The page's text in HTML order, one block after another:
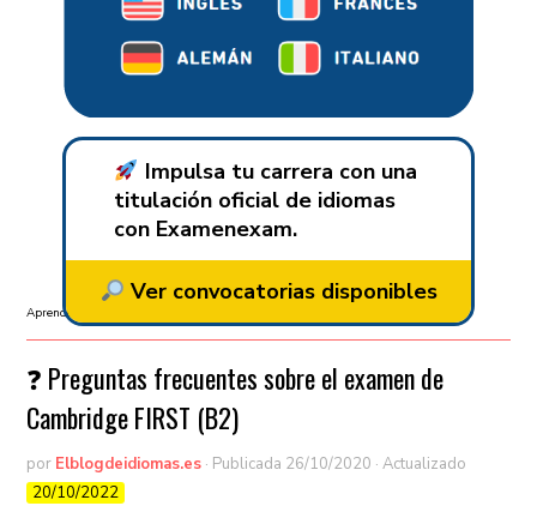
Impulsa tu carrera con una
titulación oficial de idiomas
con Examenexam.
Ver convocatorias disponibles
Aprender inglés
❓ Preguntas frecuentes sobre el examen de
Cambridge FIRST (B2)
por Elblogdeidiomas.es · Publicada 26/10/2020 · Actualizado
20/10/2022